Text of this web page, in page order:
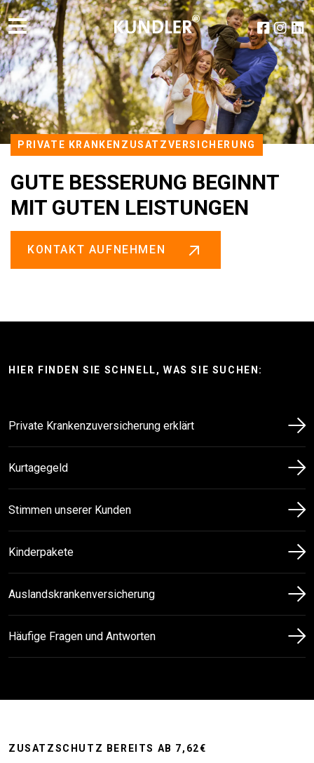
PRIVATE KRANKENZUSATZVERSICHERUNG
GUTE BESSERUNG BEGINNT
MIT GUTEN LEISTUNGEN
KONTAKT AUFNEHMEN
HIER FINDEN SIE SCHNELL, WAS SIE SUCHEN:
Private Krankenzuversicherung erklärt
Kurtagegeld
Stimmen unserer Kunden
Kinderpakete
Auslandskrankenversicherung
Häufige Fragen und Antworten
ZUSATZSCHUTZ BEREITS AB 7,62€